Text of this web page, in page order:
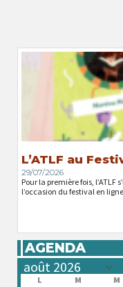
L’ATLF au
29/07/2026
Pour la première fois, l’ATLF
l’occasion du festival en
AGENDA
L M M